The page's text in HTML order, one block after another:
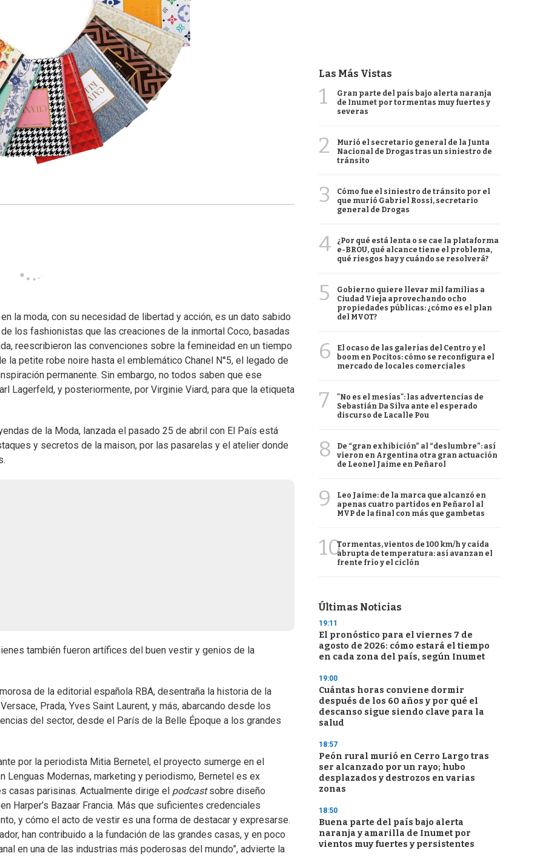
la moda, con su necesidad de libertad y acción, es un dato sabido
los fashionistas que las creaciones de la inmortal Coco, basadas
reescribieron las convenciones sobre la femineidad en un tiempo
la petite robe noire hasta el emblemático Chanel N°5, el legado de
permanente. Sin embargo, no todos saben que ese
Lagerfeld, y posteriormente, por Virginie Viard, para que la etiqueta
de la Moda, lanzada el pasado 25 de abril con El País está
y secretos de la maison, por las pasarelas y el atelier donde
también fueron artífices del buen vestir y genios de la
de la editorial española RBA, desentraña la historia de la
Prada, Yves Saint Laurent, y más, abarcando desde los
del sector, desde el París de la Belle Époque a los grandes
por la periodista Mitia Bernetel, el proyecto sumerge en el
Lenguas Modernas, marketing y periodismo, Bernetel es ex
casas parisinas. Actualmente dirige el podcastsobre diseño
Harper’s Bazaar Francia. Más que suficientes credenciales
y cómo el acto de vestir es una forma de destacar y expresarse.
han contribuido a la fundación de las grandes casas, y en poco
en una de las industrias más poderosas del mundo”, advierte la
Las Más Vistas
1
Gran parte del país bajo alerta naranja
de Inumet por tormentas muy fuertes y
severas
2
Murió el secretario general de la Junta
Nacional de Drogas tras un siniestro de
tránsito
3
Cómo fue el siniestro de tránsito por el
que murió Gabriel Rossi, secretario
general de Drogas
4
¿Por qué está lenta o se cae la plataforma
e-BROU, qué alcance tiene el problema,
qué riesgos hay y cuándo se resolverá?
5
Gobierno quiere llevar mil familias a
Ciudad Vieja aprovechando ocho
propiedades públicas: ¿cómo es el plan
del MVOT?
6
El ocaso de las galerías del Centro y el
boom en Pocitos: cómo se reconfigura el
mercado de locales comerciales
7
"No es el mesías": las advertencias de
Sebastián Da Silva ante el esperado
discurso de Lacalle Pou
8
De “gran exhibición” al “deslumbre”: así
vieron en Argentina otra gran actuación
de Leonel Jaime en Peñarol
9
Leo Jaime: de la marca que alcanzó en
apenas cuatro partidos en Peñarol al
MVP de la final con más que gambetas
10Tormentas, vientos de 100 km/h y caída
abrupta de temperatura: así avanzan el
frente frío y el ciclón
Últimas Noticias
19:11
El pronóstico para el viernes 7 de
agosto de 2026: cómo estará el tiempo
en cada zona del país, según Inumet
19:00
Cuántas horas conviene dormir
después de los 60 años y por qué el
descanso sigue siendo clave para la
salud
18:57
Peón rural murió en Cerro Largo tras
ser alcanzado por un rayo; hubo
desplazados y destrozos en varias
zonas
18:50
Buena parte del país bajo alerta
naranja y amarilla de Inumet por
vientos muy fuertes y persistentes